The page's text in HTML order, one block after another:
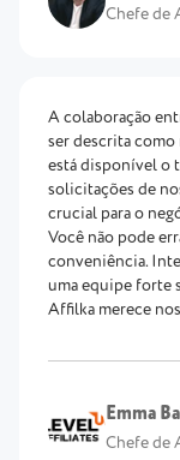
Chefe de
A colaboração
ser descrita como
está disponível o
solicitações de
crucial para o
Você não pode
conveniência.
uma equipe forte
Affilka merece
Emma
Chefe de